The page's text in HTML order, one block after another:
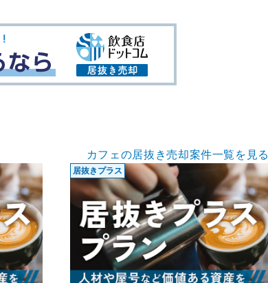
カフェの居抜き売却案件一覧を見る
居抜きプラス